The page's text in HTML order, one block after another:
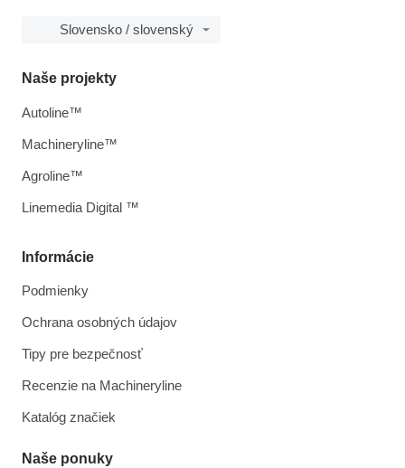
Slovensko / slovenský
Informácie
Podmienky
Ochrana osobných údajov
Tipy pre bezpečnosť
Recenzie na Machineryline
Katalóg značiek
Naše ponuky
Naše projekty
Autoline™
Machineryline™
Agroline™
Linemedia Digital ™